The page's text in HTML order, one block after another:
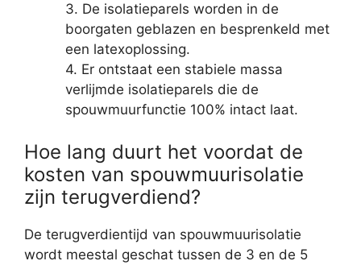
3. De isolatieparels worden in de
boorgaten geblazen en besprenkeld met
een latexoplossing.
4. Er ontstaat een stabiele massa
verlijmde isolatieparels die de
spouwmuurfunctie 100% intact laat.
Hoe lang duurt het voordat de
kosten van spouwmuurisolatie
zijn terugverdiend?
De terugverdientijd van spouwmuurisolatie
wordt meestal geschat tussen de 3 en de 5